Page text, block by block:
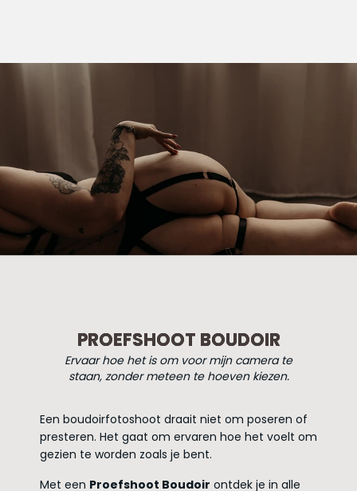
PROEFSHOOT BOUDOIR
Ervaar hoe het is om voor mijn camera te
staan, zonder meteen te hoeven kiezen.
Een boudoirfotoshoot draait niet om poseren of
presteren. Het gaat om ervaren hoe het voelt om
gezien te worden zoals je bent.
Met een Proefshoot Boudoir ontdek je in alle